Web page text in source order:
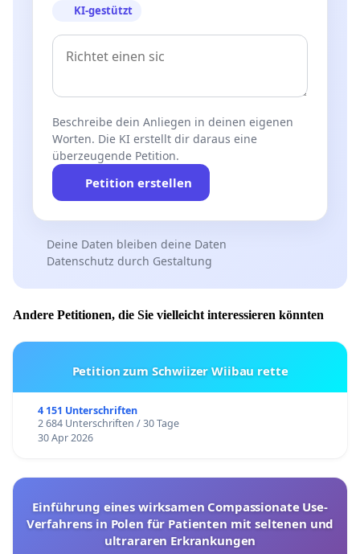
KI-gestützt
Beschreibe dein Anliegen in deinen eigenen
Worten. Die KI erstellt dir daraus eine
überzeugende Petition.
Petition erstellen
Deine Daten bleiben deine Daten
Datenschutz durch Gestaltung
Andere Petitionen, die Sie vielleicht interessieren könnten
Petition zum Schwiizer Wiibau rette
4 151 Unterschriften
2 684 Unterschriften / 30 Tage
30 Apr 2026
Einführung eines wirksamen Compassionate Use-
Verfahrens in Polen für Patienten mit seltenen und
ultrararen Erkrankungen